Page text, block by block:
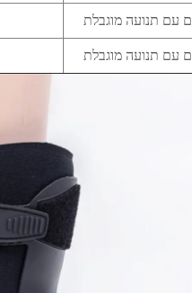
עם תנועה מוגבלת
עם תנועה מוגבלת